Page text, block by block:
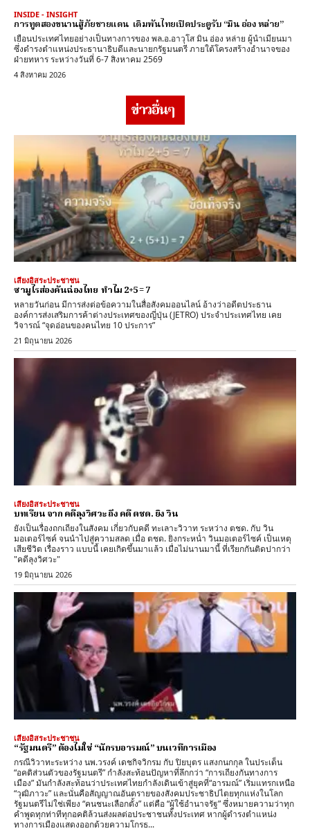
INSIDE - INSIGHT
การทูตสองขนานสู้ภัยชายแดน เดิมพันไทยเปิดประตูรับ “มิน อ่อง หล่าย”
เยือนประเทศไทยอย่างเป็นทางการของ พล.อ.อาวุโส มิน อ่อง หล่าย ผู้นำเมียนมา
ซึ่งดำรงตำแหน่งประธานาธิบดีและนายกรัฐมนตรี ภายใต้โครงสร้างอำนาจของ
ฝ่ายทหาร ระหว่างวันที่ 6-7 สิงหาคม 2569
4 สิงหาคม 2026
ข่าวอื่นๆ
เสียงอิสระประชาชน
ซามูไรส่องคันฉ่องไทย ทำไม 2+5 = 7
หลายวันก่อน มีการส่งต่อข้อความในสื่อสังคมออนไลน์ อ้างว่าอดีตประธาน
องค์การส่งเสริมการค้าต่างประเทศของญี่ปุ่น (JETRO) ประจำประเทศไทย เคย
วิจารณ์ “จุดอ่อนของคนไทย 10 ประการ”
21 มิถุนายน 2026
เสียงอิสระประชาชน
บทเรียน จาก คดีลุงวิศวะ ถึง คดี ตชด. ยิง วิน
ยังเป็นเรื่องถกเถียงในสังคม เกี่ยวกับคดี ทะเลาะวิวาท ระหว่าง ตชด. กับ วิน
มอเตอร์ไซค์ จนนำไปสู่ความสลด เมื่อ ตชด. ยิงกระหน่ำ วินมอเตอร์ไซค์ เป็นเหตุ
เสียชีวิต เรื่องราว แบบนี้ เคยเกิดขึ้นมาแล้ว เมื่อไม่นานมานี้ ที่เรียกกันติดปากว่า
"คดีลุงวิศวะ"
19 มิถุนายน 2026
เสียงอิสระประชาชน
“รัฐมนตรี” ต้องไม่ใช่ “นักรบอารมณ์” บนเวทีการเมือง
กรณีวิวาทะระหว่าง นพ.วรงค์ เดชกิจวิกรม กับ ปิยบุตร แสงกนกกุล ในประเด็น
“อคติส่วนตัวของรัฐมนตรี” กำลังสะท้อนปัญหาที่ลึกกว่า “การเถียงกันทางการ
เมือง” มันกำลังสะท้อนว่าประเทศไทยกำลังเดินเข้าสู่ยุคที่“อารมณ์” เริ่มแทรกเหนือ
“วุฒิภาวะ” และนั่นคือสัญญาณอันตรายของสังคมประชาธิปไตยทุกแห่งในโลก
รัฐมนตรีไม่ใช่เพียง “คนชนะเลือกตั้ง” แต่คือ “ผู้ใช้อำนาจรัฐ” ซึ่งหมายความว่าทุก
คำพูดทุกท่าทีทุกอคติล้วนส่งผลต่อประชาชนทั้งประเทศ หากผู้ดำรงตำแหน่ง
ทางการเมืองแสดงออกด้วยความโกรธ...